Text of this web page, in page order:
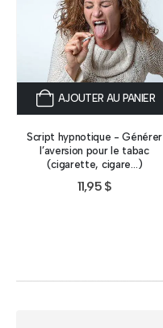
AJOUTER AU PANIER
Script hypnotique - Générer
l’aversion pour le tabac
(cigarette, cigare…)
11,95 $